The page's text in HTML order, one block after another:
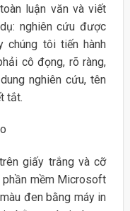
luận văn và viết
nghiên cứu được
chúng tôi tiến hành
cô đọng, rõ ràng,
nghiên cứu, tên
tắt.
giấy trắng và cỡ
mềm Microsoft
đen bằng máy in